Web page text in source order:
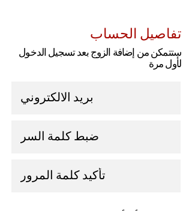
تفاصيل الحساب
ستتمكن من إضافة الزوج بعد تسجيل الدخول
لأول مرة